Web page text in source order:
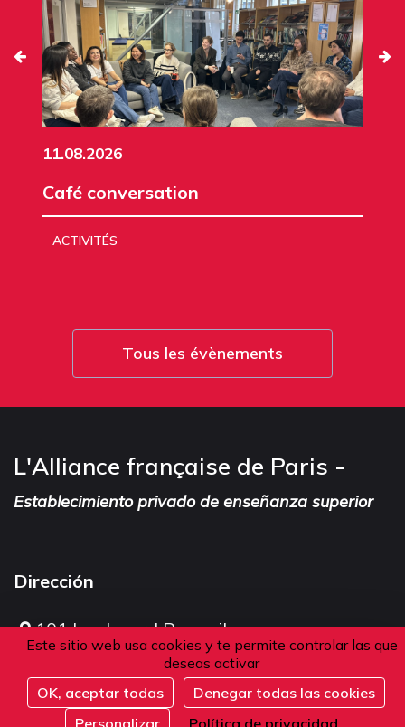
Este sitio web usa cookies y te permite controlar las que
deseas activar
OK, aceptar todas
Denegar todas las cookies
Personalizar
Política de privacidad
Inscribirse
11.08.2026
Café conversation
ACTIVITÉS
Tous les évènements
L'Alliance française de Paris -
Establecimiento privado de enseñanza superior
Dirección
101 boulevard Raspail
75006 Paris
Francia